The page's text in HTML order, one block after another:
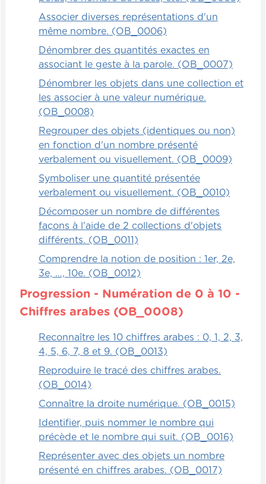
Associer diverses représentations d'un
même nombre. (OB_0006)
Dénombrer des quantités exactes en
associant le geste à la parole. (OB_0007)
Dénombrer les objets dans une collection et
les associer à une valeur numérique.
(OB_0008)
Regrouper des objets (identiques ou non)
en fonction d'un nombre présenté
verbalement ou visuellement. (OB_0009)
Symboliser une quantité présentée
verbalement ou visuellement. (OB_0010)
Décomposer un nombre de différentes
façons à l'aide de 2 collections d'objets
différents. (OB_0011)
Comprendre la notion de position : 1er, 2e,
3e, …, 10e. (OB_0012)
Progression - Numération de 0 à 10 -
Chiffres arabes (OB_0008)
Reconnaître les 10 chiffres arabes : 0, 1, 2, 3,
4, 5, 6, 7, 8 et 9. (OB_0013)
Reproduire le tracé des chiffres arabes.
(OB_0014)
Connaître la droite numérique. (OB_0015)
Identifier, puis nommer le nombre qui
précède et le nombre qui suit. (OB_0016)
Représenter avec des objets un nombre
présenté en chiffres arabes. (OB_0017)